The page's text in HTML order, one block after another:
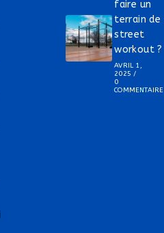
faire un
terrain de
street
workout ?
AVRIL 1,
2025 /
0
COMMENTAIRE